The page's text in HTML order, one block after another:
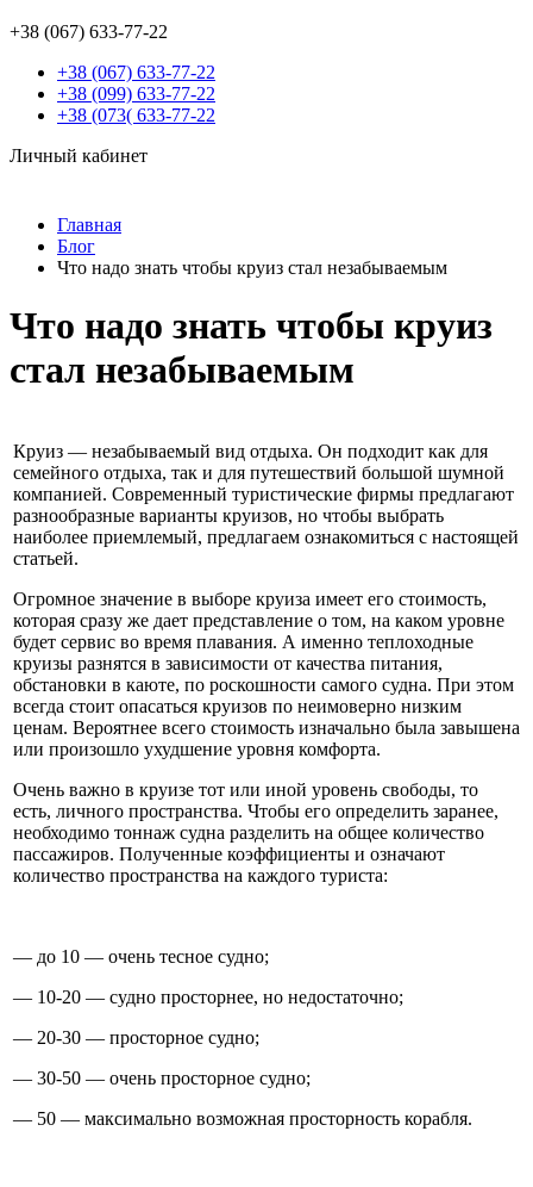
+38 (067) 633-77-22
+38 (067) 633-77-22
+38 (099) 633-77-22
+38 (073( 633-77-22
Личный кабинет
Главная
Блог
Что надо знать чтобы круиз стал незабываемым
Что надо знать чтобы круиз
стал незабываемым
Круиз — незабываемый вид отдыха. Он подходит как для
семейного отдыха, так и для путешествий большой шумной
компанией. Современный туристические фирмы предлагают
разнообразные варианты круизов, но чтобы выбрать
наиболее приемлемый, предлагаем ознакомиться с настоящей
статьей.
Огромное значение в выборе круиза имеет его стоимость,
которая сразу же дает представление о том, на каком уровне
будет сервис во время плавания. А именно теплоходные
круизы разнятся в зависимости от качества питания,
обстановки в каюте, по роскошности самого судна. При этом
всегда стоит опасаться круизов по неимоверно низким
ценам. Вероятнее всего стоимость изначально была завышена
или произошло ухудшение уровня комфорта.
Очень важно в круизе тот или иной уровень свободы, то
есть, личного пространства. Чтобы его определить заранее,
необходимо тоннаж судна разделить на общее количество
пассажиров. Полученные коэффициенты и означают
количество пространства на каждого туриста:
— до 10 — очень тесное судно;
— 10-20 — судно просторнее, но недостаточно;
— 20-30 — просторное судно;
— 30-50 — очень просторное судно;
— 50 — максимально возможная просторность корабля.